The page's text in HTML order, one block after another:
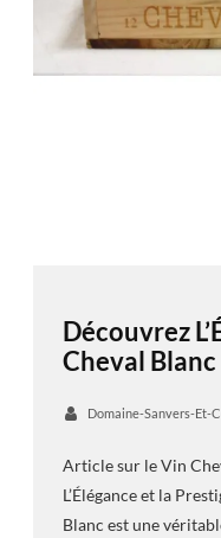
Découvrez
Cheval Blanc
Domaine-Sanvers-Et-
Article sur le Vin
L’Élégance et la
Blanc est une